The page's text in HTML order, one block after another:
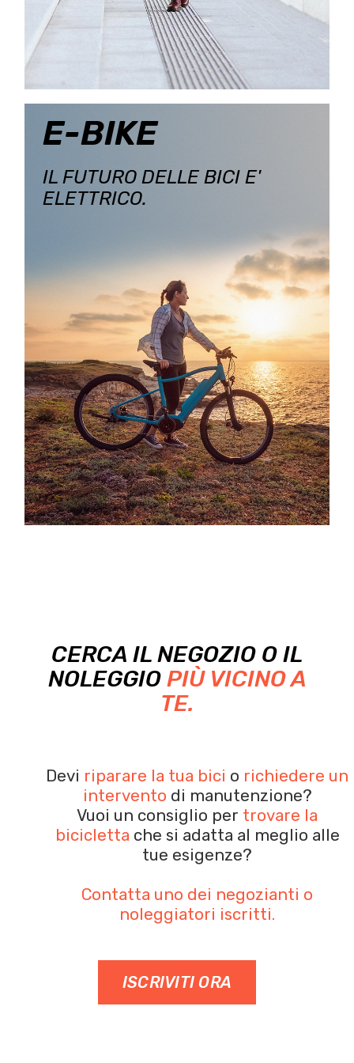
E-BIKE
IL FUTURO DELLE BICI E'
ELETTRICO.
CERCA IL NEGOZIO O IL
NOLEGGIO PIÙ VICINO A
TE.
Devi riparare la tua bici o richiedere un
intervento di manutenzione?
Vuoi un consiglio per trovare la
bicicletta che si adatta al meglio alle
tue esigenze?
Contatta uno dei negozianti o
noleggiatori iscritti.
ISCRIVITI ORA